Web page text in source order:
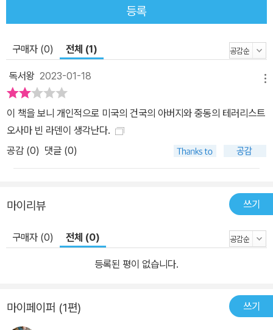
등록
구매자 (0) 전체 (1)
독서왕 2023-01-18
이 책을 보니 개인적으로 미국의 건국의 아버지와 중동의 테러리스트
오사마 빈 라덴이 생각난다.
공감 (0) 댓글 (0)
마이리뷰 쓰기
구매자 (0) 전체 (0)
등록된 평이 없습니다.
마이페이퍼 (1편) 쓰기